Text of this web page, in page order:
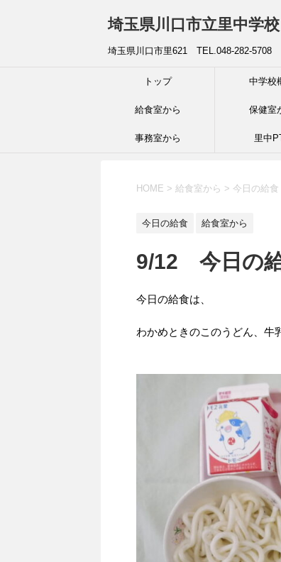
埼玉県川口市立里中学校
埼玉県川口市里621 TEL.048-282-5708
トップ 中学校
給食室から 保健室
事務室から 里中
HOME > 給食室から > 今日の給食
今日の給食 給食室から
9/12 今日の
今日の給食は、
わかめときのこのうどん、牛